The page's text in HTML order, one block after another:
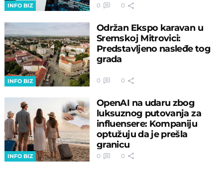
INFO BIZ 0 0
INFO BIZ
Održan Ekspo karavan u
Sremskoj Mitrovici:
Predstavljeno nasleđe tog
grada
0 0
INFO BIZ
OpenAI na udaru zbog
luksuznog putovanja za
influensere: Kompaniju
optužuju da je prešla
granicu
0 0